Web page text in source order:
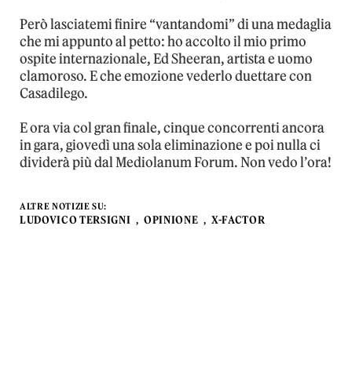
Però lasciatemi finire “vantandomi” di una medaglia
che mi appunto al petto: ho accolto il mio primo
ospite internazionale, Ed Sheeran, artista e uomo
clamoroso. E che emozione vederlo duettare con
Casadilego.
E ora via col gran finale, cinque concorrenti ancora
in gara, giovedì una sola eliminazione e poi nulla ci
dividerà più dal Mediolanum Forum. Non vedo l’ora!
ALTRE NOTIZIE SU:
LUDOVICO TERSIGNI OPINIONE X-FACTOR